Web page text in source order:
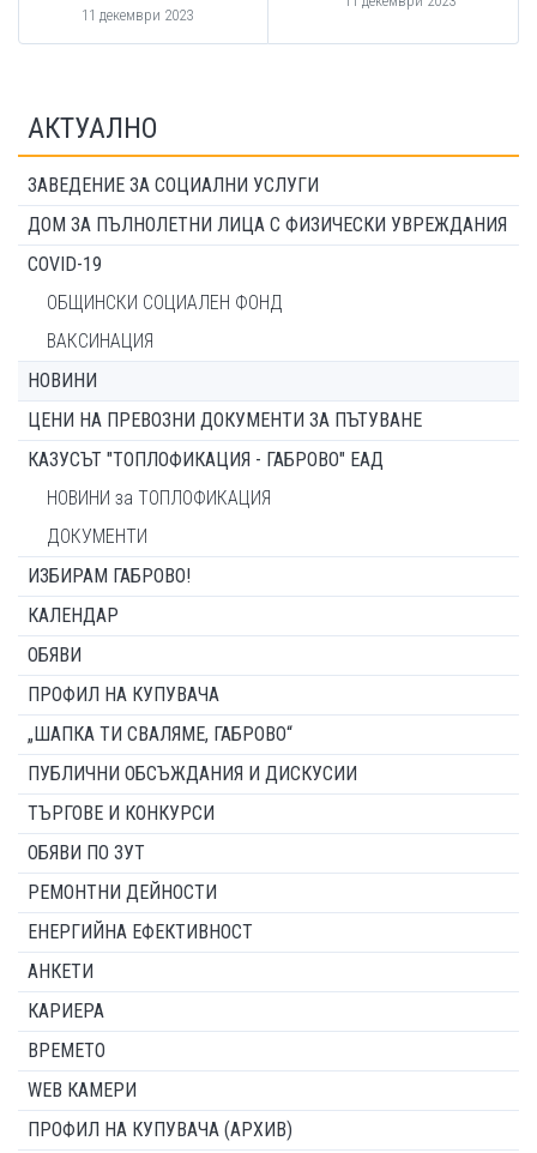
11 декември 2023
АКТУАЛНО
ЗАВЕДЕНИЕ ЗА СОЦИАЛНИ УСЛУГИ
ДОМ ЗА ПЪЛНОЛЕТНИ ЛИЦА С ФИЗИЧЕСКИ УВРЕЖДАНИЯ
COVID-19
ОБЩИНСКИ СОЦИАЛЕН ФОНД
ВАКСИНАЦИЯ
НОВИНИ
ЦЕНИ НА ПРЕВОЗНИ ДОКУМЕНТИ ЗА ПЪТУВАНЕ
КАЗУСЪТ "ТОПЛОФИКАЦИЯ - ГАБРОВО" ЕАД
НОВИНИ за ТОПЛОФИКАЦИЯ
ДОКУМЕНТИ
ИЗБИРАМ ГАБРОВО!
КАЛЕНДАР
ОБЯВИ
ПРОФИЛ НА КУПУВАЧА
„ШАПКА ТИ СВАЛЯМЕ, ГАБРОВО“
ПУБЛИЧНИ ОБСЪЖДАНИЯ И ДИСКУСИИ
ТЪРГОВЕ И КОНКУРСИ
ОБЯВИ ПО ЗУТ
РЕМОНТНИ ДЕЙНОСТИ
ЕНЕРГИЙНА ЕФЕКТИВНОСТ
АНКЕТИ
КАРИЕРА
ВРЕМЕТО
WEB КАМЕРИ
ПРОФИЛ НА КУПУВАЧА (АРХИВ)